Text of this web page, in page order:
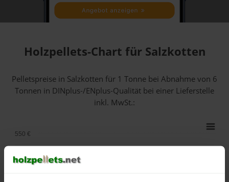
Holzpellets-Chart für Salzkotten
Pelletspreise in Salzkotten für 1 Tonne bei Abnahmevon 6
Tonnen in DINplus-/ENplus-Qualität bei einer Lieferstelle
inkl. MwSt.:
500 €
550 €